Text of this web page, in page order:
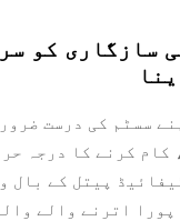
سازگاری کو
سسٹم کی درست
کرنے کا درجہ
پیتل کے بال